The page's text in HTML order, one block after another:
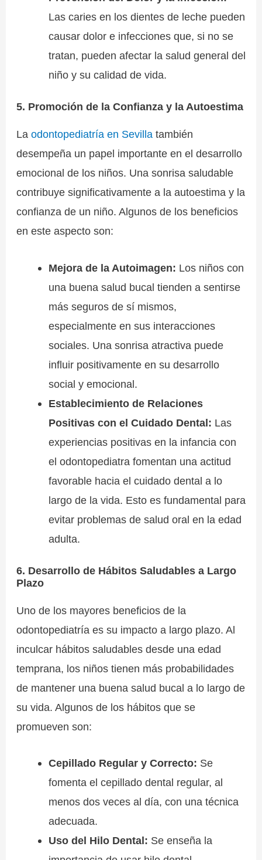
Las caries en los dientes de leche pueden
causar dolor e infecciones que, si no se
tratan, pueden afectar la salud general del
niño y su calidad de vida.
5. Promoción de la Confianza y la Autoestima
Laodontopediatría en Sevilla también
desempeña un papel importante en el desarrollo
emocional de los niños. Una sonrisa saludable
contribuye significativamente a la autoestima y la
confianza de un niño. Algunos de los beneficios
en este aspecto son:
Mejora de la Autoimagen: Los niños con
una buena salud bucal tienden a sentirse
más seguros de sí mismos,
especialmente en sus interacciones
sociales. Una sonrisa atractiva puede
influir positivamente en su desarrollo
social y emocional.
Establecimiento de Relaciones
Positivas con el Cuidado Dental: Las
experiencias positivas en la infancia con
el odontopediatra fomentan una actitud
favorable hacia el cuidado dental a lo
largo de la vida. Esto es fundamental para
evitar problemas de salud oral en la edad
adulta.
6. Desarrollo de Hábitos Saludables a Largo
Plazo
Uno de los mayores beneficios de la
odontopediatría es su impacto a largo plazo. Al
inculcar hábitos saludables desde una edad
temprana, los niños tienen más probabilidades
de mantener una buena salud bucal a lo largo de
su vida. Algunos de los hábitos que se
promueven son:
Cepillado Regular y Correcto: Se
fomenta el cepillado dental regular, al
menos dos veces al día, con una técnica
adecuada.
Uso del Hilo Dental: Se enseña la